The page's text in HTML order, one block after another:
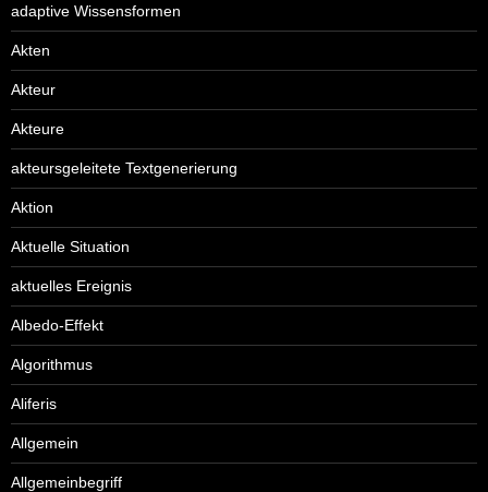
adaptive Wissensformen
Akten
Akteur
Akteure
akteursgeleitete Textgenerierung
Aktion
Aktuelle Situation
aktuelles Ereignis
Albedo-Effekt
Algorithmus
Aliferis
Allgemein
Allgemeinbegriff